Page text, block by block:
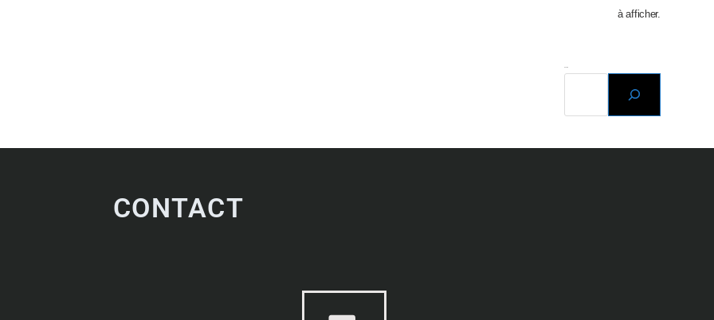
à afficher.
CONTACT